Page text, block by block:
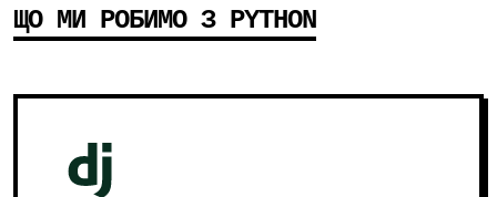
ЩО МИ РОБИМО З PYTHON